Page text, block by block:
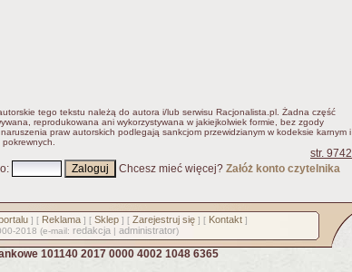
tego tekstu należą do autora i/lub serwisu Racjonalista.pl. Żadna część
reprodukowana ani wykorzystywana w jakiejkolwiek formie, bez zgody
praw autorskich podlegają sankcjom przewidzianym w kodeksie karnym i
str. 9742
: Chcesz mieć więcej? Załóż konto czytelnika
] [ Reklama] [ Sklep] [ Zarejestruj się] [ Kontakt]
2018 (e-mail: redakcja | administrator)
101140 2017 0000 4002 1048 6365